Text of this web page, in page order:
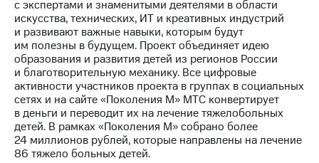
с экспертами и знаменитыми деятелями в области
искусства, технических, ИТ и креативных индустрий
и развивают важные навыки, которым будут
им полезны в будущем. Проект объединяет идею
образования и развития детей из регионов России
и благотворительную механику. Все цифровые
активности участников проекта в группах в социальных
сетях и на сайте «Поколения М» МТС конвертирует
в деньги и переводит их на лечение тяжелобольных
детей. В рамках «Поколения М» собрано более
24 миллионов рублей, которые направлены на лечение
86 тяжело больных детей.